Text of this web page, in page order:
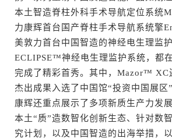
本土智造脊柱外科手术导航定位系统
力康辉首台国产脊柱手术导航系统擎
美敦力首台中国智造的神经电生理监
ECLIPSE™神经电生理监护系统，都
完成了精彩首秀。其中，Mazor™ XC
杰出成果入选了中国馆“投资中国展区
康辉还重点展示了多项新质生产力发
本土“质”造数智化创新生态、针对数
究计划，以及中国智造的出海举措，